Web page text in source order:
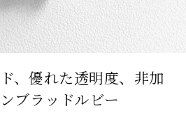
、優れた透明度、非加
ブラッドルビー